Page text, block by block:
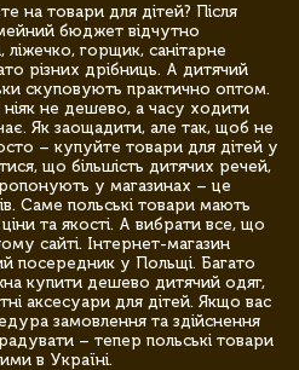
на товари для дітей? Після
бюджет відчутно
горщик, санітарне
різних дрібниць. А дитячий
скуповують практично оптом.
не дешево, а часу ходити
Як заощадити, але так, щоб не
– купуйте товари для дітей у
що більшість дитячих речей,
у магазинах – це
Саме польські товари мають
та якості. А вибрати все, що
сайті. Інтернет-магазин
посередник у Польщі. Багато
купити дешево дитячий одяг,
аксесуари для дітей. Якщо вас
замовлення та здійснення
– тепер польські товари
в Україні.